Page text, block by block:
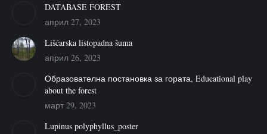
DATABASE FOREST
април 27, 2023
Lišćarska listopadna šuma
април 26, 2023
Образователна постановка за гората, Educational play
about the forest
март 29, 2023
Lupinus polyphyllus_poster